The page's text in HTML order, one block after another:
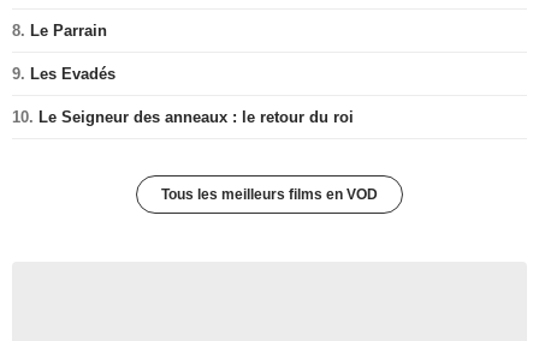
8. Le Parrain
9. Les Evadés
10. Le Seigneur des anneaux : le retour du roi
Tous les meilleurs films en VOD